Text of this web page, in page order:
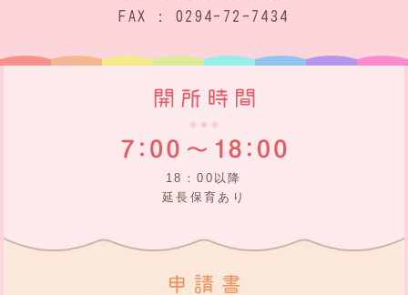
FAX : 0294-72-7434
18：00以降
延長保育あり